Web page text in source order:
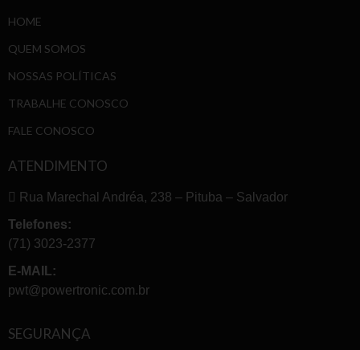
HOME
QUEM SOMOS
NOSSAS POLÍTICAS
TRABALHE CONOSCO
FALE CONOSCO
ATENDIMENTO
Rua Marechal Andréa, 238 – Pituba – Salvador
Telefones:
(71) 3023-2377
E-MAIL:
pwt@powertronic.com.br
SEGURANÇA